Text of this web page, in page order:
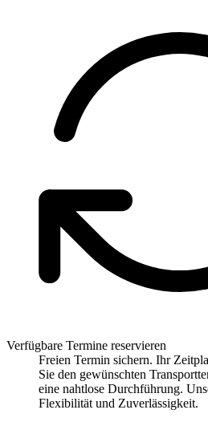
Verfügbare Termine reservieren
Freien Termin sichern. Ihr
Sie den gewünschten
eine nahtlose Durchführung.
Flexibilität und Zuverlässigkeit.